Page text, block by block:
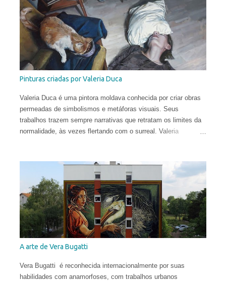
Pinturas criadas por Valeria Duca
Valeria Duca é uma pintora moldava conhecida por criar obras
permeadas de simbolismos e metáforas visuais. Seus
trabalhos trazem sempre narrativas que retratam os limites da
normalidade, às vezes flertando com o surreal. Valeria
apenas 12 anos. Aos 17, mudou-se para o Reino Unido, onde
estudou História da Arte na Universidade de St Andrews.
Depois de viver e pintar profissionalmente por alguns anos em
Oslo, Noruega, recentemente ela mudou-se para Washington
DC. Suas obras circulam o planeta e integram as coleções
permanentes de vários museus do Leste Europeu.
A arte de Vera Bugatti
Vera Bugatti é reconhecida internacionalmente por suas
habilidades com anamorfoses, com trabalhos urbanos